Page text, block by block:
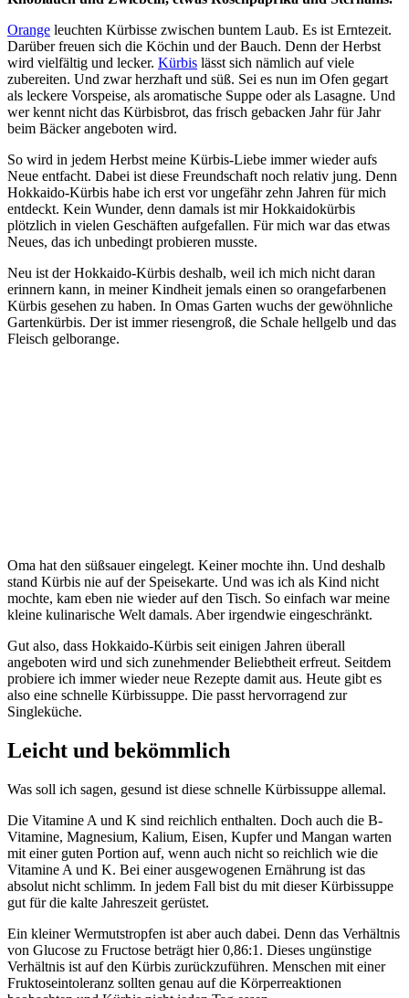
Orange leuchten Kürbisse zwischen buntem Laub. Es ist Erntezeit.
Darüber freuen sich die Köchin und der Bauch. Denn der Herbst
wird vielfältig und lecker. Kürbis lässt sich nämlich auf viele
zubereiten. Und zwar herzhaft und süß. Sei es nun im Ofen gegart
als leckere Vorspeise, als aromatische Suppe oder als Lasagne. Und
wer kennt nicht das Kürbisbrot, das frisch gebacken Jahr für Jahr
beim Bäcker angeboten wird.
So wird in jedem Herbst meine Kürbis-Liebe immer wieder aufs
Neue entfacht. Dabei ist diese Freundschaft noch relativ jung. Denn
Hokkaido-Kürbis habe ich erst vor ungefähr zehn Jahren für mich
entdeckt. Kein Wunder, denn damals ist mir Hokkaidokürbis
plötzlich in vielen Geschäften aufgefallen. Für mich war das etwas
Neues, das ich unbedingt probieren musste.
Neu ist der Hokkaido-Kürbis deshalb, weil ich mich nicht daran
erinnern kann, in meiner Kindheit jemals einen so orangefarbenen
Kürbis gesehen zu haben. In Omas Garten wuchs der gewöhnliche
Gartenkürbis. Der ist immer riesengroß, die Schale hellgelb und das
Fleisch gelborange.
Oma hat den süßsauer eingelegt. Keiner mochte ihn. Und deshalb
stand Kürbis nie auf der Speisekarte. Und was ich als Kind nicht
mochte, kam eben nie wieder auf den Tisch. So einfach war meine
kleine kulinarische Welt damals. Aber irgendwie eingeschränkt.
Gut also, dass Hokkaido-Kürbis seit einigen Jahren überall
angeboten wird und sich zunehmender Beliebtheit erfreut. Seitdem
probiere ich immer wieder neue Rezepte damit aus. Heute gibt es
also eine schnelle Kürbissuppe. Die passt hervorragend zur
Singleküche.
Leicht und bekömmlich
Was soll ich sagen, gesund ist diese schnelle Kürbissuppe allemal.
Die Vitamine A und K sind reichlich enthalten. Doch auch die B-
Vitamine, Magnesium, Kalium, Eisen, Kupfer und Mangan warten
mit einer guten Portion auf, wenn auch nicht so reichlich wie die
Vitamine A und K. Bei einer ausgewogenen Ernährung ist das
absolut nicht schlimm. In jedem Fall bist du mit dieser Kürbissuppe
gut für die kalte Jahreszeit gerüstet.
Ein kleiner Wermutstropfen ist aber auch dabei. Denn das Verhältnis
von Glucose zu Fructose beträgt hier 0,86:1. Dieses ungünstige
Verhältnis ist auf den Kürbis zurückzuführen. Menschen mit einer
Fruktoseintoleranz sollten genau auf die Körperreaktionen